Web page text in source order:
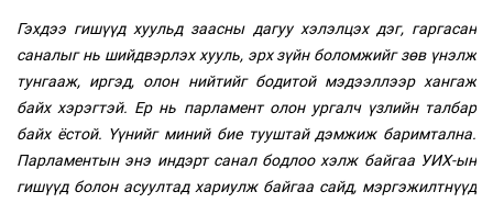
Гэхдээ гишүүд хуульд заасны дагуу хэлэлцэх дэг, гаргасан
саналыг нь шийдвэрлэх хууль, эрх зүйн боломжийг зөв үнэлж
тунгааж, иргэд, олон нийтийг бодитой мэдээллээр хангаж
байх хэрэгтэй. Ер нь парламент олон ургалч үзлийн талбар
байх ёстой. Үүнийг миний бие тууштай дэмжиж баримтална.
Парламентын энэ индэрт санал бодлоо хэлж байгаа УИХ-ын
гишүүд болон асуултад хариулж байгаа сайд, мэргэжилтнүүд